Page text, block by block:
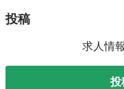
投稿
求人情
投